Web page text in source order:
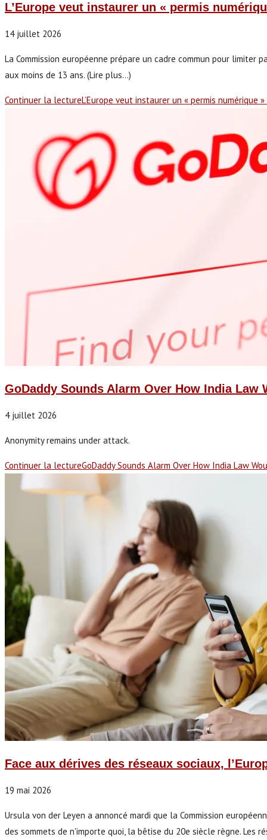
L’Europe veut instaurer un « permis
14 juillet 2026
La Commission européenne prépare un cadre commun pour
aux moins de 13 ans. (Lire plus...)
Continuer la lectureL’Europe veut instaurer un « permis numérique
GoDaddy Sounds Alarm Over How India
4 juillet 2026
Anonymity remains under attack.
Continuer la lectureGoDaddy Sounds Alarm Over How India Law
Face aux dérives des réseaux sociaux,
19 mai 2026
Ursula von der Leyen a annoncé mardi que la Commission
des sommets de n'importe quoi, la bêtise du 20e siècle règne. Les